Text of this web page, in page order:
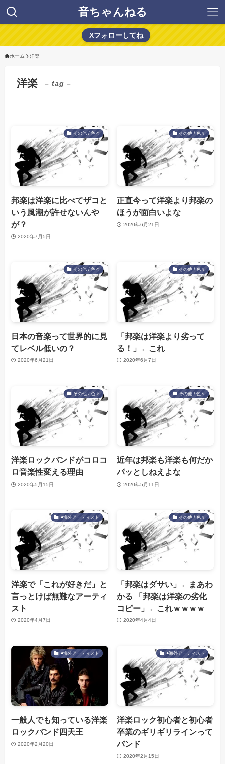
音ちゃんねる
Xフォローしてね
ホーム 洋楽
洋楽 – tag –
その他 / 色々
邦楽は洋楽に比べてザコと
いう風潮が許せないんや
が？
2020年7月5日
その他 / 色々
正直今って洋楽より邦楽の
ほうが面白いよな
2020年6月21日
その他 / 色々
日本の音楽って世界的に見
てレベル低いの？
2020年6月21日
その他 / 色々
「邦楽は洋楽より劣って
る！」←これ
2020年6月7日
その他 / 色々
洋楽ロックバンドがコロコ
ロ音楽性変える理由
2020年5月15日
その他 / 色々
近年は邦楽も洋楽も何だか
パッとしねえよな
2020年5月11日
●海外アーティスト
洋楽で「これが好きだ」と
言っとけば無難なアーティ
スト
2020年4月7日
その他 / 色々
「邦楽はダサい」←まあわ
かる 「邦楽は洋楽の劣化
コピー」←これｗｗｗｗ
2020年4月4日
●海外アーティスト
一般人でも知っている洋楽
ロックバンド四天王
2020年2月20日
●海外アーティスト
洋楽ロック初心者と初心者
卒業のギリギリラインって
バンド
2020年2月15日